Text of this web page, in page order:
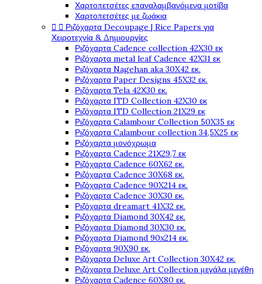
Χαρτοπετσέτες επαναλαμβανόμενα μοτίβα
Χαρτοπετσέτες με ζωάκια
  Ριζόχαρτα Decoupage | Rice Papers για
Χειροτεχνία & Δημιουργίες
Ριζόχαρτα Cadence collection 42X30 εκ
Ριζόχαρτα metal leaf Cadence 42X31 εκ
Ριζόχαρτα Nagehan aka 30X42 εκ.
Ριζόχαρτα Paper Designs 45X32 εκ.
Ριζόχαρτα Tela 42Χ30 εκ.
Ριζόχαρτα ITD Collection 42X30 εκ
Ριζόχαρτα ITD Collection 21X29 εκ
Ριζόχαρτα Calambour Collection 50X35 εκ
Ριζόχαρτα Calambour collection 34,5X25 εκ
Ριζόχαρτα μονόχρωμα
Ριζόχαρτα Cadence 21Χ29,7 εκ
Ριζόχαρτα Cadence 60X62 εκ.
Ριζόχαρτα Cadence 30X68 εκ.
Ριζόχαρτα Cadence 90X214 εκ.
Ριζόχαρτα Cadence 30X30 εκ.
Ριζόχαρτα dreamart 41X32 εκ.
Ριζόχαρτα Diamond 30X42 εκ.
Ριζόχαρτα Diamond 30X30 εκ.
Ριζόχαρτα Diamond 90x214 εκ.
Ριζόχαρτα 90X90 εκ.
Ριζόχαρτα Deluxe Art Collection 30X42 εκ.
Ριζόχαρτα Deluxe Art Collection μεγάλα μεγέθη
Ριζόχαρτα Cadence 60X80 εκ.